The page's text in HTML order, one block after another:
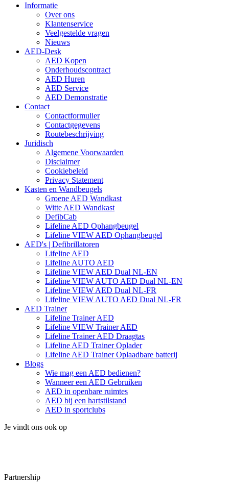
Informatie
Over ons
Klantenservice
Veelgestelde vragen
Nieuws
AED-Desk
AED Kopen
Onderhoudscontract
AED Huren
AED Service
AED Demonstratie
Contact
Contactformulier
Contactgegevens
Routebeschrijving
Juridisch
Algemene Voorwaarden
Disclaimer
Cookiebeleid
Privacy Statement
Kasten en Wandbeugels
Groene AED Wandkast
Witte AED Wandkast
DefibCab
Lifeline AED Ophangbeugel
Lifeline VIEW AED Ophangbeugel
AED's | Defibrillatoren
Lifeline AED
Lifeline AUTO AED
Lifeline VIEW AED Dual NL-EN
Lifeline VIEW AUTO AED Dual NL-EN
Lifeline VIEW AED Dual NL-FR
Lifeline VIEW AUTO AED Dual NL-FR
AED Trainer
Lifeline Trainer AED
Lifeline VIEW Trainer AED
Lifeline Trainer AED Draagtas
Lifeline AED Trainer Oplader
Lifeline AED Trainer Oplaadbare batterij
Blogs
Wie mag een AED bedienen?
Wanneer een AED Gebruiken
AED in openbare ruimtes
AED bij een hartstilstand
AED in sportclubs
Je vindt ons ook op
Partnership